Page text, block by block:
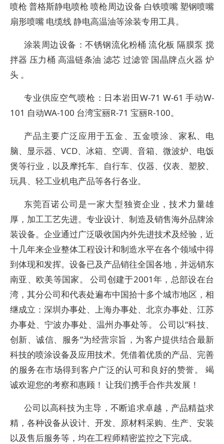
喷枪 普格斯静电喷枪 喷枪周边设备 白铁喷嘴 塑钢喷嘴
扇形喷嘴 电缆线 静电高温油等涂装专用工具。
涂装周边设备：不锈钢流化粉桶 流化板 隔膜泵 搅
拌器 压力桶 高温链条油 滤芯 过滤管 国晶牌点火器 炉
头 。
专业供应空气喷枪：日本岩田W-71 W-61 手动W-
101 自动WA-100 台湾宝丽R-71 宝丽R-100。
产品主要广泛应用于五金、五金喷涂、家私、电
脑、显示器、VCD、冰箱、空调、音箱、微波炉、电饭
煲等行业，以及摩托车、自行车、仪器、仪表、塑胶、
玩具、轻工业机电产品等各行各业。
东莞百诺公司是一家大型独资企业，技术力量雄
厚，加工工艺先进。专业设计、制造及销售海外品牌涂
装设备。企业通过广泛吸收国内外先进技术及经验，近
十几年来企业整体工程设计和制造水平在各个领域中得
到体现和发挥。设备已及产品销往全国各地，并远销东
南亚、欧美等国家。 公司创建于2001年，总部设在台
湾，其分公司和代表处遍布中国拾十多个城市地区，相
继成立：深圳办事处、上海办事处、北京办事处、江苏
办事处、宁波办事处、温州办事处等。 公司以“科技、
创新、诚信、服务”为经营宗旨，为客户提供结合最新
科技的喷涂设备及应用技术。凭借着优质的产品、完善
的服务在市场得到客户广泛的认可和良好的赞誉。 竭
诚欢迎您的考察和惠顾！ 让我们携手合作共发展！
公司以高科技为主导，不断追求卓越，产品精益求
精，各种设备从设计、开发、原材料采购、生产、安装
以及售后服务等，均在工程师精密监控之下完成。